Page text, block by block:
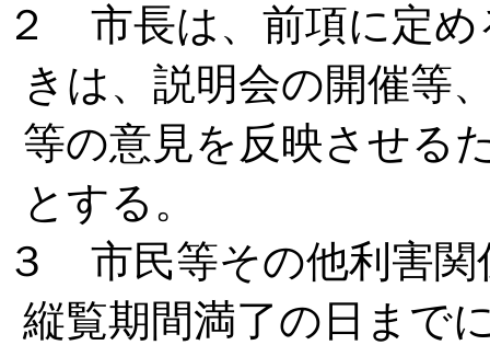
２ 市長は、前項に定め
きは、説明会の開催等
等の意見を反映させる
とする。
３ 市民等その他利害関
縦覧期間満了の日まで